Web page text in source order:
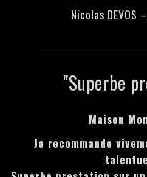
Nicolas DEVOS
"Superbe
Maison
Je recommande